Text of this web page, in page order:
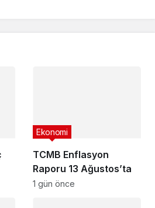
TCMB Enflasyon
Raporu 13 Ağustos’ta
Ekonomi
1 gün önce